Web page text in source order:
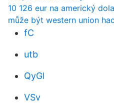
10 126 eur na americký
může být western union
fC
utb
QyGl
VSv